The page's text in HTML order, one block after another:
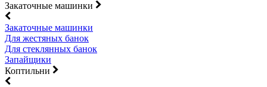
Закаточные машинки
Закаточные машинки
Для жестяных банок
Для стеклянных банок
Запайщики
Коптильни